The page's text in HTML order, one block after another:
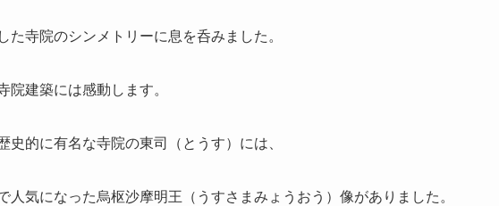
た寺院のシンメトリーに息を呑みました。
院建築には感動します。
史的に有名な寺院の東司（とうす）には、
人気になった烏枢沙摩明王（うすさまみょうおう）像がありました。